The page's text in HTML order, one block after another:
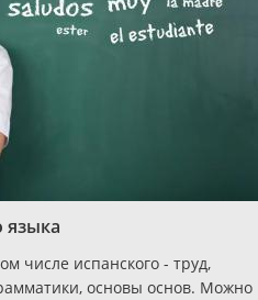
языка
числе испанского - труд,
основы основ. Можно